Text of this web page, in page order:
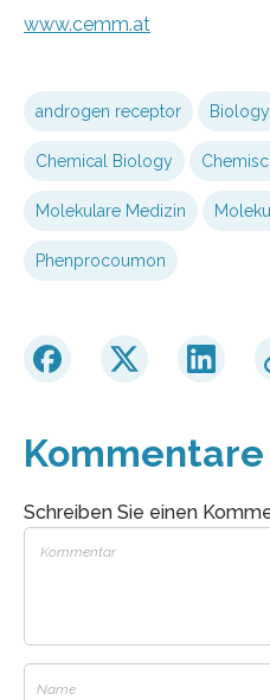
www.cemm.at
androgen receptor Biology
Chemical Biology
Molekulare Medizin
Phenprocoumon
Schreiben Sie einen